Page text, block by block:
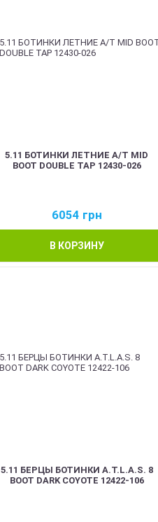
5.11 БОТИНКИ ЛЕТНИЕ A/T MID
BOOT DOUBLE TAP 12430-026
6054 грн
В КОРЗИНУ
5.11 БЕРЦЫ БОТИНКИ A.T.L.A.S. 8
BOOT DARK COYOTE 12422-106